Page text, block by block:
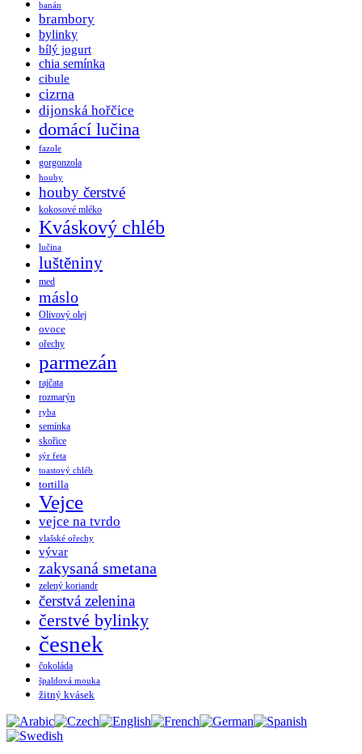
banán
brambory
bylinky
bílý jogurt
chia semínka
cibule
cizrna
dijonská hořčice
domácí lučina
fazole
gorgonzola
houby
houby čerstvé
kokosové mléko
Kváskový chléb
lučina
luštěniny
med
máslo
Olivový olej
ovoce
ořechy
parmezán
rajčata
rozmarýn
ryba
semínka
skořice
sýr feta
toastový chléb
tortilla
Vejce
vejce na tvrdo
vlašské ořechy
vývar
zakysaná smetana
zelený koriandr
čerstvá zelenina
čerstvé bylinky
česnek
čokoláda
špaldová mouka
žitný kvásek